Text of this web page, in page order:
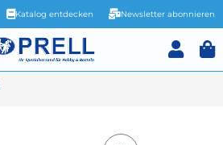
Katalog entdecken Newsletter abonnieren